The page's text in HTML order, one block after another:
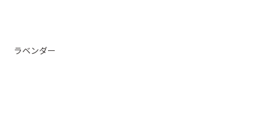
ラベンダー